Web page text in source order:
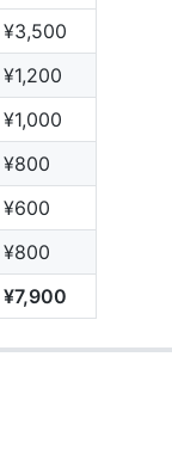
¥3,500
¥1,200
¥1,000
¥800
¥600
¥800
¥7,900